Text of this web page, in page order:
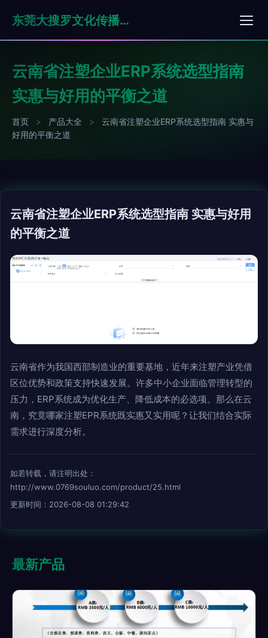
东莞大搜罗文化传播有限公司
云南省注塑企业ERP系统选型指南
实惠与好用的平衡之道
首页 > 产品大全 >
云南省注塑企业ERP系统选型指南 实惠与
好用的平衡之道
云南省注塑企业ERP系统选型指南 实惠与好用
的平衡之道
云南省作为我国西部制造业的重要基地，近年来注塑产业凭借
区位优势和政策支持快速发展。许多中小企业面临管理转型的
压力，ERP系统成为优化生产、降低成本的必选项。那么在云
南，究竟哪家注塑EPR系统既实惠又实用呢？让我们结合实际
需求进行深度分析。
如若转载，请注明出处：
http://www.0769souluo.com/product/25.html
更新时间：2026-08-08 01:29:42
最新产品